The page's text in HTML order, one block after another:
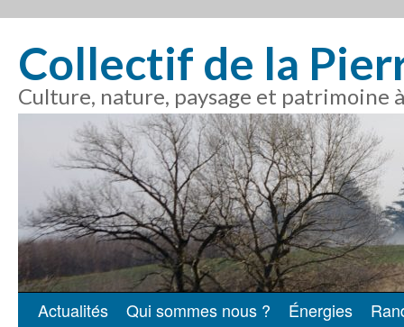
Collectif de la
Culture, nature, paysage et patrimoine
Aller
Actualités Qui sommes nous ? Énergies